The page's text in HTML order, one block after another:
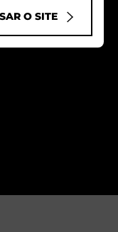
esse têm se
o nome
O SITE